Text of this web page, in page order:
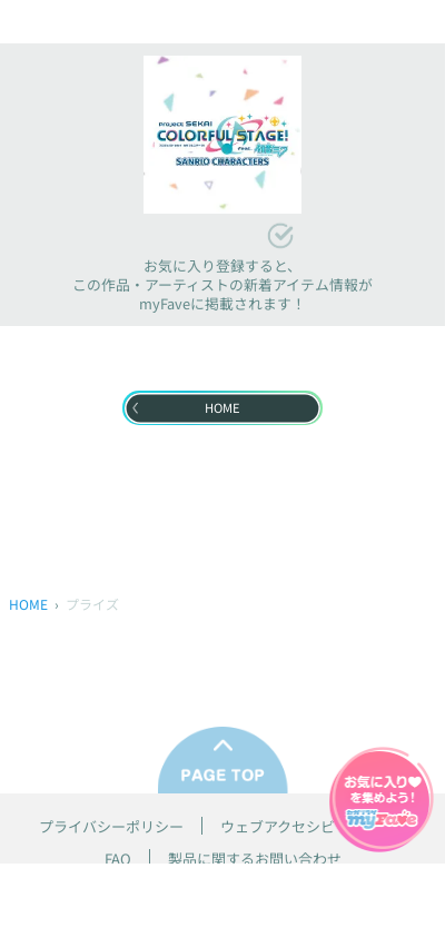
お気に入り登録すると、
この作品・アーティストの新着アイテム情報が
myFaveに掲載されます！
HOME
HOME プライズ
プライバシーポリシー
ウェブアクセシビリティ方針
FAQ
製品に関するお問い合わせ